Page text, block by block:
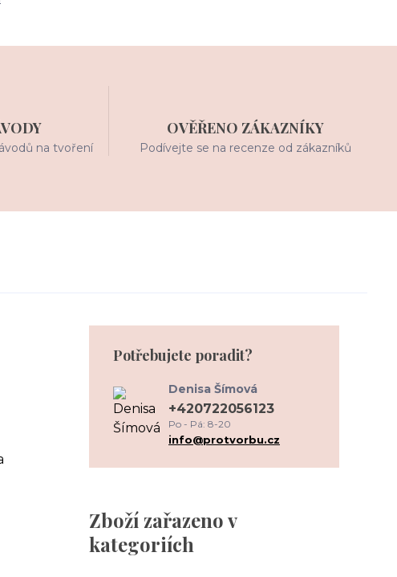
na tvoření
OVĚŘENO ZÁKAZNÍKY
Podívejte se na recenze od zákazníků
Zboží zařazeno v
kategoriích
Potřebujete poradit?
Denisa Šímová
+420722056123
Po - Pá: 8-20
info@protvorbu.cz